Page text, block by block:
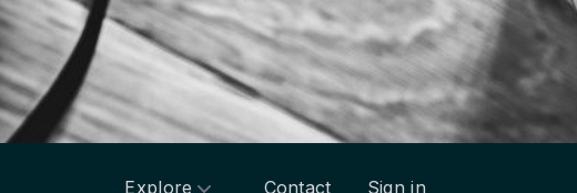
Explore Contact Sign in